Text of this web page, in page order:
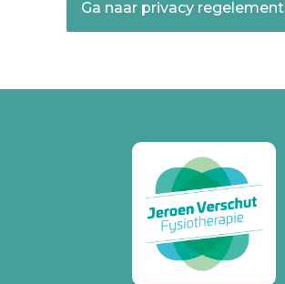
Ga naar privacy regelement